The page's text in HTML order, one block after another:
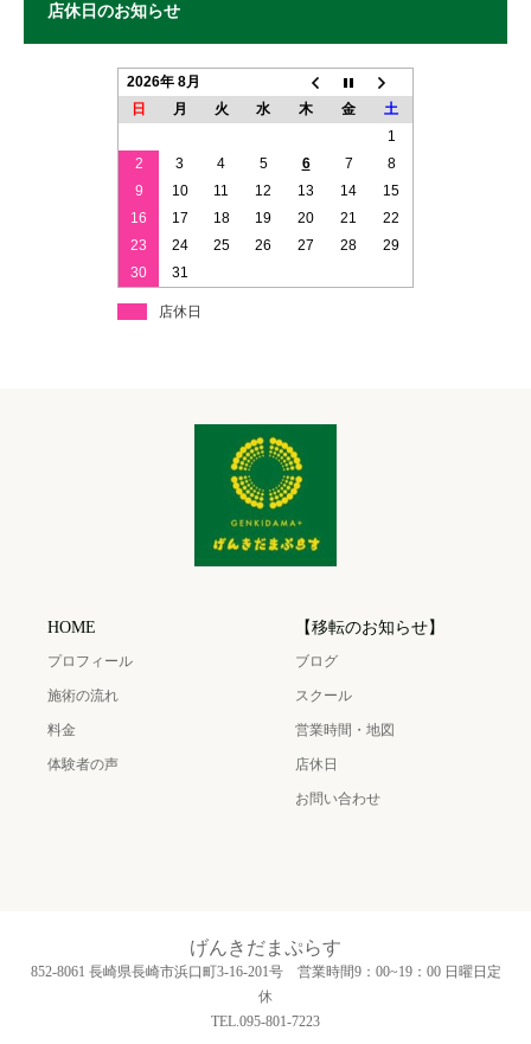
店休日のお知らせ
2026年 8月
日
月 火 水 木 金
土
1
2
3 4 5 6 7
8
9
10 11 12 13 14
15
16
17 18 19 20 21
22
23
24 25 26 27 28
29
30
31
店休日
HOME
プロフィール
施術の流れ
料金
体験者の声
【移転のお知らせ】
ブログ
スクール
営業時間・地図
店休日
お問い合わせ
げんきだまぷらす
852-8061 長崎県長崎市浜口町3‐16‐201号 営業時間9：00~19：00 日曜日定
休
TEL.095-801-7223